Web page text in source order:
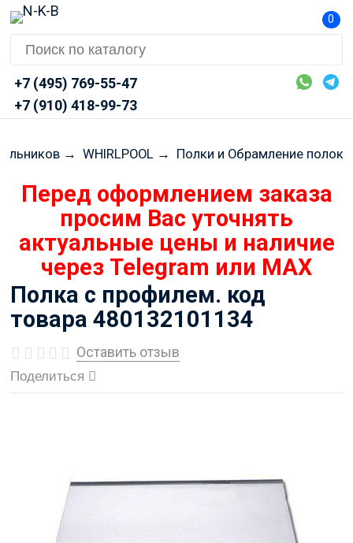
0
+7 (495) 769-55-47
+7 (910) 418-99-73
→ WHIRLPOOL → Полки и Обрамление полок
Перед оформлением заказа
просим Вас уточнять
актуальные цены и наличие
через Telegram или MAX
Полка с профилем. код
товара 480132101134
Оставить отзыв
Поделиться